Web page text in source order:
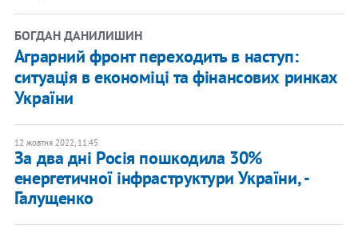
БОГДАН ДАНИЛИШИН
Аграрний фронт переходить в наступ:
ситуація в економіці та фінансових ринках
України
12 жовтня 2022, 11:45
За два дні Росія пошкодила 30%
енергетичної інфраструктури України, -
Галущенко